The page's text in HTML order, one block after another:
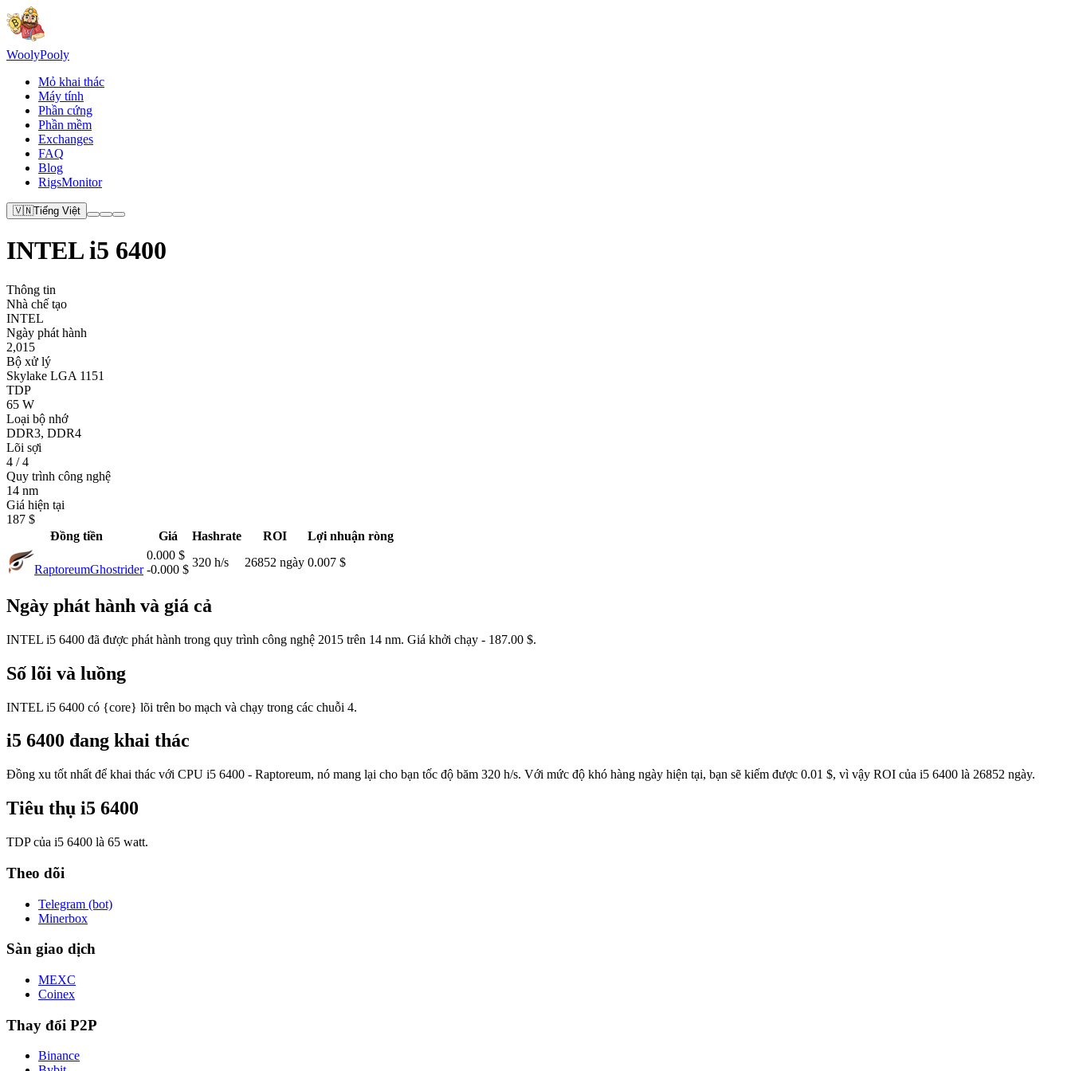
WoolyPooly
Mỏ khai thác
Máy tính
Phần cứng
Phần mềm
Exchanges
FAQ
Blog
RigsMonitor
🇻🇳Tiếng Việt
INTEL i5 6400
Thông tin
Nhà chế tạo
INTEL
Ngày phát hành
2,015
Bộ xử lý
Skylake LGA 1151
TDP
65 W
Loại bộ nhớ
DDR3, DDR4
Lõi sợi
4 / 4
Quy trình công nghệ
14 nm
Giá hiện tại
187 $
Đồng tiền
Giá Hashrate ROI Lợi nhuận ròng
RaptoreumGhostrider
0.000 $
-0.000 $
320 h/s 26852 ngày 0.007 $
Ngày phát hành và giá cả
INTEL i5 6400 đã được phát hành trong quy trình công nghệ 2015 trên 14 nm. Giá khởi chạy - 187.00 $.
Số lõi và luồng
INTEL i5 6400 có {core} lõi trên bo mạch và chạy trong các chuỗi 4.
i5 6400 đang khai thác
Đồng xu tốt nhất để khai thác với CPU i5 6400 - Raptoreum, nó mang lại cho bạn tốc độ băm 320 h/s. Với mức độ khó hàng ngày hiện tại, bạn sẽ kiếm được 0.01 $, vì vậy ROI của i5 6400 là 26852 ngày.
Tiêu thụ i5 6400
TDP của i5 6400 là 65 watt.
Theo dõi
Telegram (bot)
Minerbox
Sàn giao dịch
MEXC
Coinex
Thay đổi P2P
Binance